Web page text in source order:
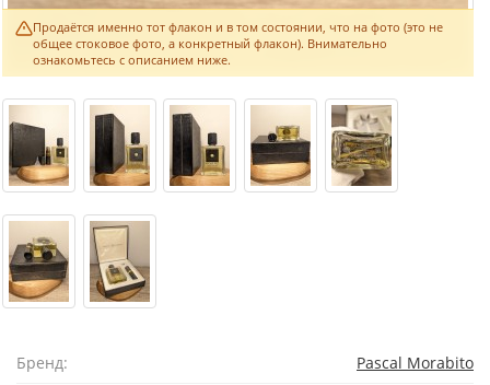
Продаётся именно тот флакон и в том состоянии, что на фото (это не
общее стоковое фото, а конкретный флакон). Внимательно
ознакомьтесь с описанием ниже.
Бренд:
Pascal Morabito